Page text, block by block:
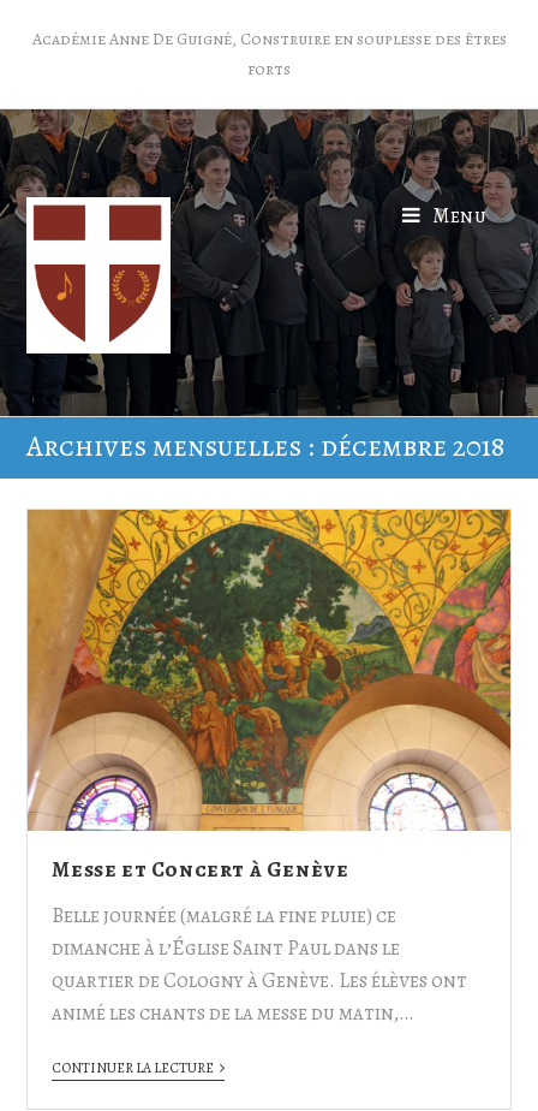
Académie Anne De Guigné, Construire en souplesse des êtres
forts
Menu
Archives mensuelles : décembre 2018
Messe et Concert à Genève
Belle journée (malgré la fine pluie) ce
dimanche à l’Église Saint Paul dans le
quartier de Cologny à Genève. Les élèves ont
animé les chants de la messe du matin,…
CONTINUER LA LECTURE